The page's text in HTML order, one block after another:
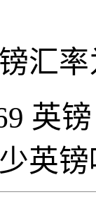
汇
英
英